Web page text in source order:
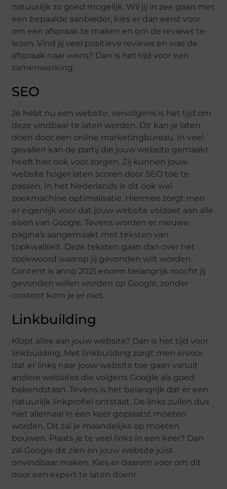
natuurlijk zo goed mogelijk. Wil jij in zee gaan met
een bepaalde aanbieder, kies er dan eerst voor
om een afspraak te maken en om de reviews te
lezen. Vind jij veel positieve reviews en was de
afspraak naar wens? Dan is het tijd voor een
samenwerking.
SEO
Je hebt nu een website, vervolgens is het tijd om
deze vindbaar te laten worden. Dit kan je laten
doen door een online marketingbureau. In veel
gevallen kan de partij die jouw website gemaakt
heeft hier ook voor zorgen. Zij kunnen jouw
website hoger laten scoren door SEO toe te
passen. In het Nederlands is dit ook wel
zoekmachine optimalisatie. Hiermee zorgt men
er eigenlijk voor dat jouw website voldoet aan alle
eisen van Google. Tevens worden er nieuwe
pagina’s aangemaakt met teksten van
topkwaliteit. Deze teksten gaan dan over het
zoekwoord waarop jij gevonden wilt worden.
Content is anno 2021 enorm belangrijk mocht jij
gevonden willen worden op Google, zonder
content kom je er niet.
Linkbuilding
Klopt alles aan jouw website? Dan is het tijd voor
linkbuilding. Met linkbuilding zorgt men ervoor
dat er links naar jouw website toe gaan vanuit
andere websites die volgens Google als goed
bekendstaan. Tevens is het belangrijk dat er een
natuurlijk linkprofiel ontstaat. De links zullen dus
niet allemaal in een keer geplaatst moeten
worden. Dit zal je maandelijks op moeten
bouwen. Plaats je te veel links in een keer? Dan
zal Google dit zien en jouw website juist
onvindbaar maken. Kies er daarom voor om dit
door een expert te laten doen!